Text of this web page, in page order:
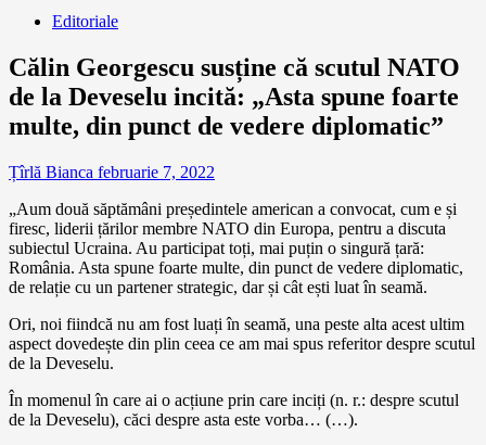
Editoriale
Călin Georgescu susține că scutul NATO
de la Deveselu incită: „Asta spune foarte
multe, din punct de vedere diplomatic”
Țîrlă Bianca februarie 7, 2022
„Aum două săptămâni președintele american a convocat, cum e și
firesc, liderii țărilor membre NATO din Europa, pentru a discuta
subiectul Ucraina. Au participat toți, mai puțin o singură țară:
România. Asta spune foarte multe, din punct de vedere diplomatic,
de relație cu un partener strategic, dar și cât ești luat în seamă.
Ori, noi fiindcă nu am fost luați în seamă, una peste alta acest ultim
aspect dovedește din plin ceea ce am mai spus referitor despre scutul
de la Deveselu.
În momenul în care ai o acțiune prin care inciți (n. r.: despre scutul
de la Deveselu), căci despre asta este vorba… (…).